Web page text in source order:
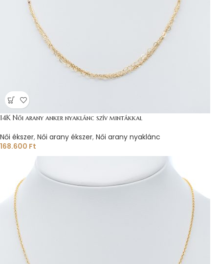
14K Női arany anker nyaklánc szív mintákkal
Női ékszer, Női arany ékszer, Női arany nyaklánc
168.600 Ft